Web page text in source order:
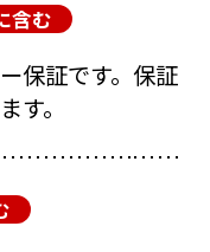
含む
保証です。保証
す。